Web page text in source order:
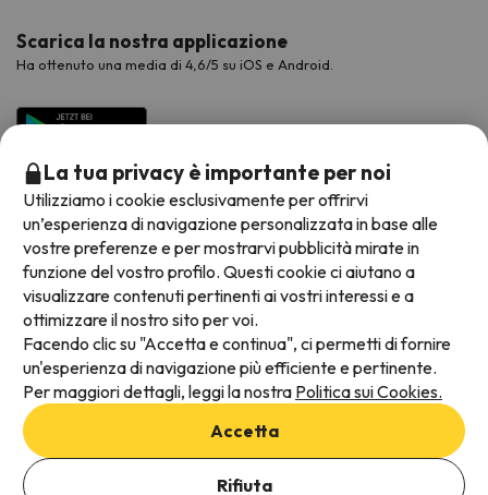
Aggiungi date per verificare la disponibilità
Scarica la nostra applicazione
Ha ottenuto una media di 4,6/5 su iOS e Android.
Metodi di pagamento disponibili
Termini e condizioni generali
Protezione dei dati
Informativa sui cookie
La tua privacy è importante per noi
Utilizziamo i cookie esclusivamente per offrirvi
un’esperienza di navigazione personalizzata in base alle
vostre preferenze e per mostrarvi pubblicità mirate in
funzione del vostro profilo. Questi cookie ci aiutano a
visualizzare contenuti pertinenti ai vostri interessi e a
ottimizzare il nostro sito per voi.
Facendo clic su "Accetta e continua", ci permetti di fornire
un'esperienza di navigazione più efficiente e pertinente.
Per maggiori dettagli, leggi la nostra Politica sui Cookies.
Accetta
Rifiuta